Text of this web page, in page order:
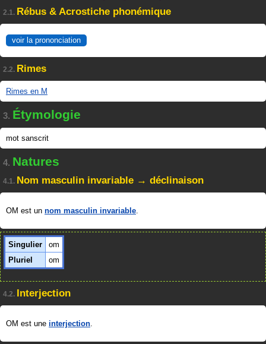
2.1. Rébus & Acrostiche phonémique
voir la prononciation
2.2. Rimes
Rimes en M
3. Étymologie
mot sanscrit
4. Natures
4.1. Nom masculin invariable → déclinaison
OM est un nom masculin invariable.
Singulier
om
Pluriel
om
4.2. Interjection
OM est une interjection.